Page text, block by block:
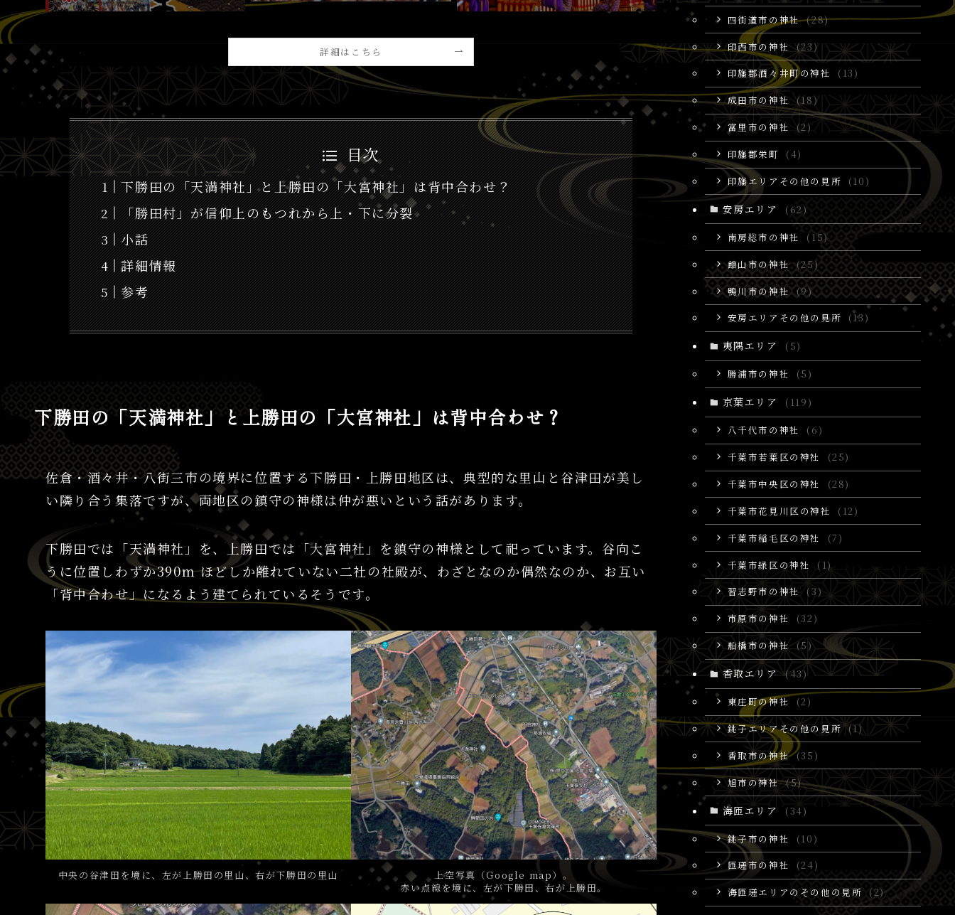
詳細はこちら
目次
下勝田の「天満神社」と上勝田の「大宮神社」は背中合わせ？
「勝田村」が信仰上のもつれから上・下に分裂
小話
詳細情報
参考
下勝田の「天満神社」と上勝田の「大宮神社」は背中合わせ？
佐倉・酒々井・八街三市の境界に位置する下勝田・上勝田地区は、典型的な里山と谷津田が美し
い隣り合う集落ですが、両地区の鎮守の神様は仲が悪いという話があります。
下勝田では「天満神社」を、上勝田では「大宮神社」を鎮守の神様として祀っています。谷向こ
うに位置しわずか390m ほどしか離れていない二社の社殿が、わざとなのか偶然なのか、お互い
「背中合わせ」になるよう建てられているそうです。
中央の谷津田を境に、左が上勝田の里山、右が下勝田の里山
上空写真（Google map）。
赤い点線を境に、左が下勝田、右が上勝田。
四街道市の神社 (28)
印西市の神社 (23)
印旛郡酒々井町の神社
(13)
成田市の神社
(18)
富里市の神社
(2)
印旛郡栄町
(4)
印旛エリアその他の見所
(10)
安房エリア (62)
南房総市の神社
(15)
館山市の神社 (25)
鴨川市の神社 (9)
安房エリアその他の見所
(13)
夷隅エリア (5)
勝浦市の神社 (5)
京葉エリア (119)
八千代市の神社
(6)
千葉市若葉区の神社
(25)
千葉市中央区の神社
(28)
千葉市花見川区の神社
(12)
千葉市稲毛区の神社
(7)
千葉市緑区の神社
(1)
習志野市の神社
(3)
市原市の神社
(32)
船橋市の神社 (5)
香取エリア (43)
東庄町の神社 (2)
銚子エリアその他の見所 (1)
香取市の神社 (35)
旭市の神社 (5)
海匝エリア (34)
銚子市の神社
(10)
匝瑳市の神社
(24)
海匝瑳エリアのその他の見所
(2)